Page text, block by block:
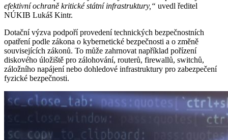
efektivní ochraně kritické státní infrastruktury,“ uvedl ředitel
NÚKIB Lukáš Kintr.
Dotační výzva podpoří provedení technických bezpečnostních
opatření podle zákona o kybernetické bezpečnosti a o změně
souvisejících zákonů. To může zahrnovat například pořízení
diskového úložiště pro zálohování, routerů, firewallů, switchů,
záložního napájení nebo dohledové infrastruktury pro zabezpečení
fyzické bezpečnosti.